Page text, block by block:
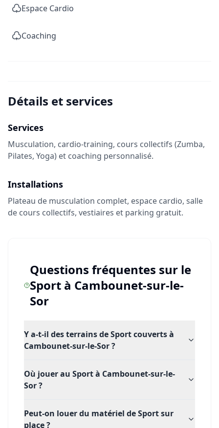
Espace Cardio
Coaching
Détails et services
Services
Musculation, cardio-training, cours collectifs (Zumba,
Pilates, Yoga) et coaching personnalisé.
Installations
Plateau de musculation complet, espace cardio, salle
de cours collectifs, vestiaires et parking gratuit.
Questions fréquentes sur le
Sportà Cambounet-sur-le-
Sor
Y a-t-il des terrains de Sport couverts à
Cambounet-sur-le-Sor ?
Où jouer au Sport à Cambounet-sur-le-
Sor ?
Peut-on louer du matériel de Sport sur
place ?